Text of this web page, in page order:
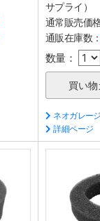
サプライ）
通常販売価
通販在庫数
数量：
ネオガレー
詳細ページ